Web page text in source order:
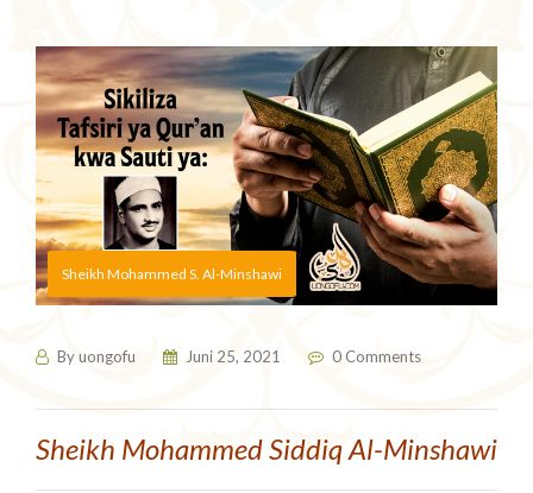
Sheikh Mohammed S. Al-Minshawi
Byuongofu Juni 25, 2021 0 Comments
Sheikh Mohammed Siddiq Al-Minshawi